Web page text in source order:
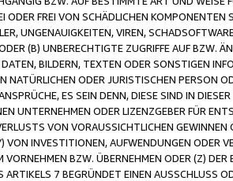
ODER FREI VON SCHÄDLICHEN
UNGENAUIGKEITEN, VIREN,
(B) UNBERECHTIGTE ZUGRIFFE AUF BZW.
BILDERN, TEXTEN ODER SONSTIGEN
NATÜRLICHEN ODER JURISTISCHEN PERSON
ES SEIN DENN, DIESE SIND IN
UNTERNEHMEN ODER LIZENZGEBER FÜR
VON VORAUSSICHTLICHEN
VON INVESTITIONEN, AUFWENDUNGEN ODER
VORNEHMEN BZW. ÜBERNEHMEN ODER (Z)
ARTIKELS 7 BEGRÜNDET EINEN AUSSCHLUSS